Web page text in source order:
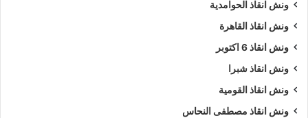
ونش انقاذ الحوامدية
ونش انقاذ القاهرة
ونش انقاذ 6 اكتوبر
ونش انقاذ شبرا
ونش انقاذ القومية
ونش انقاذ مصطفى النحاس